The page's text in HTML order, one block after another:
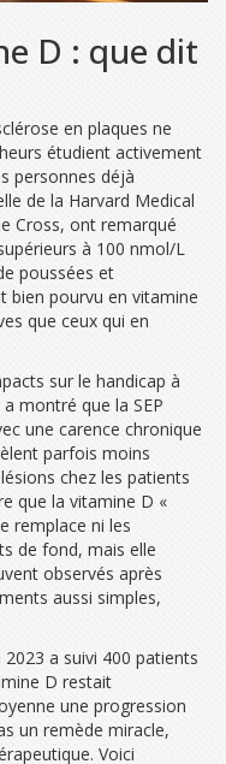
D : que dit
en plaques ne
étudient activement
personnes déjà
de la Harvard Medical
Cross, ont remarqué
à 100 nmol/L
poussées et
bien pourvu en vitamine
que ceux qui en
sur le handicap à
montré que la SEP
une carence chronique
parfois moins
chez les patients
que la vitamine D «
remplace ni les
de fond, mais elle
observés après
aussi simples,
a suivi 400 patients
D restait
une progression
un remède miracle,
Voici